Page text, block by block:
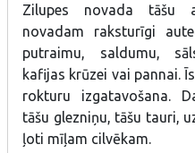
Zilupes novada tāšu apstrādes
izstrādājumus – traukus
glabāšanai, trauku palikņus,
apmeklētāji var vērot
tauri, glezniņu no tāss, vai arī
Meistars organizē arī radošas
Zilupes novada tāšu
novadam raksturīgi
putraimu, saldumu,
kafijas krūzei vai pannai.
rokturu izgatavošana.
tāšu glezniņu, tāšu tauri,
ļoti mīļam cilvēkam.